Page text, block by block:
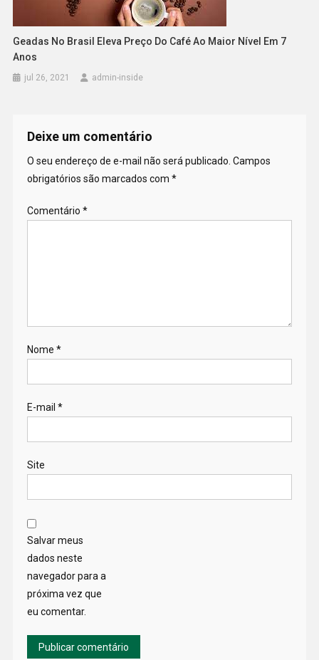
Geadas No Brasil Eleva Preço Do Café Ao Maior Nível Em 7
Anos
jul 26, 2021 admin-inside
Deixe um comentário
O seu endereço de e-mail não será publicado. Campos
obrigatórios são marcados com *
Comentário *
Nome *
E-mail *
Site
Salvar meus
dados neste
navegador para a
próxima vez que
eu comentar.